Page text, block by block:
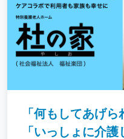
「何もしてあげら
「いっしょに介護